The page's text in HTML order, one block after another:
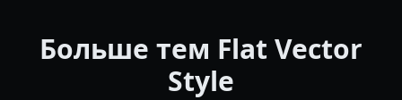
Больше тем Flat Vector
Style